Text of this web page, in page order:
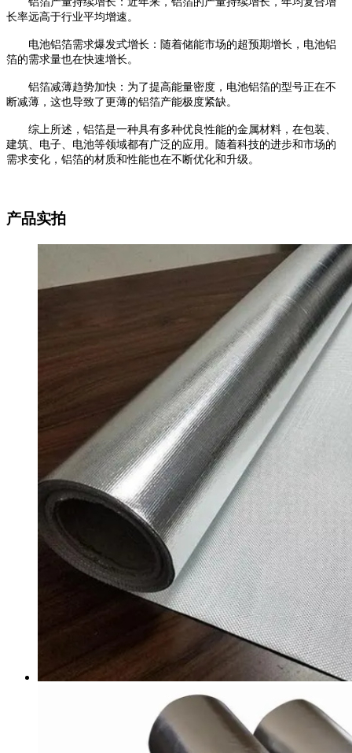
长率远高于行业平均增速。
电池铝箔需求爆发式增长：随着储能市场的超预期增长，电池铝
箔的需求量也在快速增长。
铝箔减薄趋势加快：为了提高能量密度，电池铝箔的型号正在不
断减薄，这也导致了更薄的铝箔产能极度紧缺。
综上所述，铝箔是一种具有多种优良性能的金属材料，在包装、
建筑、电子、电池等领域都有广泛的应用。随着科技的进步和市场的
需求变化，铝箔的材质和性能也在不断优化和升级。
产品实拍